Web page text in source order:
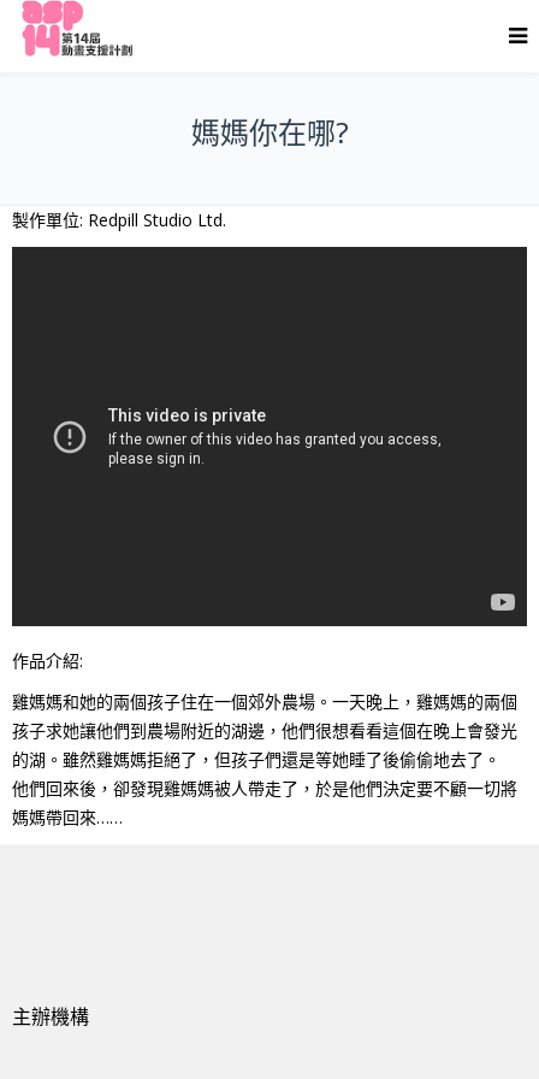
媽媽你在哪?
製作單位: Redpill Studio Ltd.
作品介紹:
雞媽媽和她的兩個孩子住在一個郊外農場。一天晚上，雞媽媽的兩個
孩子求她讓他們到農場附近的湖邊，他們很想看看這個在晚上會發光
的湖。雖然雞媽媽拒絕了，但孩子們還是等她睡了後偷偷地去了。
他們回來後，卻發現雞媽媽被人帶走了，於是他們決定要不顧一切將
媽媽帶回來……
主辦機構